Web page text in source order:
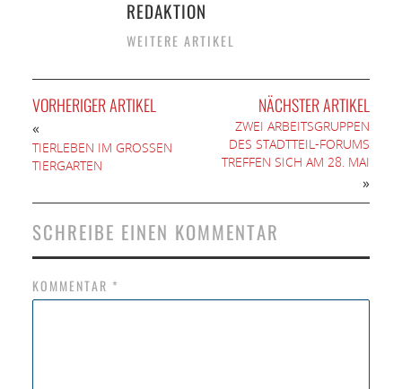
REDAKTION
WEITERE ARTIKEL
VORHERIGER ARTIKEL
«
TIERLEBEN IM GROSSEN T
IERGARTEN
NÄCHSTER ARTIKEL
ZWEI ARBEITSGRUPPEN
DES STADTTEIL-FORUMS
TREFFEN SICH AM 28. MAI
»
SCHREIBE EINEN KOMMENTAR
KOMMENTAR *